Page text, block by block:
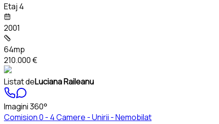
Etaj 4
2001
64mp
210.000 €
Listat deLuciana Raileanu
Imagini 360°
Comision 0 - 4 Camere - Unirii - Nemobilat